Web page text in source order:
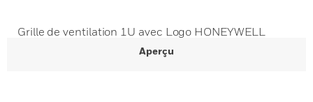
Grille de ventilation 1U avec Logo HONEYWELL
Aperçu